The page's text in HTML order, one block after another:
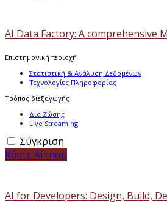
AI Data Factory: A comprehensive
Επιστημονική περιοχή
Στατιστική & Ανάλυση Δεδομένων
Τεχνολογίες Πληροφορίας
Τρόπος διεξαγωγής
Δια Ζώσης
Live Streaming
Σύγκριση
Κάντε Αίτηση
AI for Developers: Design, Build,